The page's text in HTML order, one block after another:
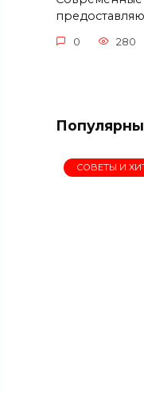
0 280
СОВЕТЫ И